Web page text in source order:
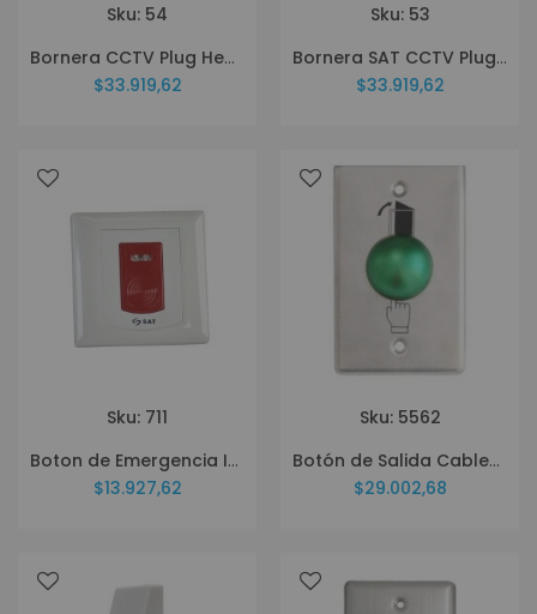
Sku: 54
Bornera CCTV Plug Hembra 100 Und
$33.919,62
Sku: 53
Bornera SAT CCTV Plug Macho Pq X 100 Unidades
$33.919,62
Sku: 711
Boton de Emergencia Inalambrico SAT SPB-200W
$13.927,62
Sku: 5562
Botón de Salida Cableado SAT MH7 Tipo Hongo
$29.002,68